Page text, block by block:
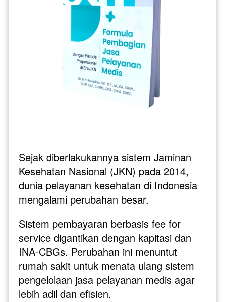
Sejak diberlakukannya sistem Jaminan
Kesehatan Nasional (JKN) pada 2014,
dunia pelayanan kesehatan di Indonesia
mengalami perubahan besar.
Sistem pembayaran berbasis fee for
service digantikan dengan kapitasi dan
INA-CBGs. Perubahan ini menuntut
rumah sakit untuk menata ulang sistem
pengelolaan jasa pelayanan medis agar
lebih adil dan efisien.